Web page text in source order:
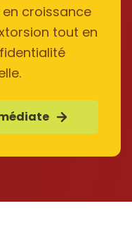
croissance
tout en